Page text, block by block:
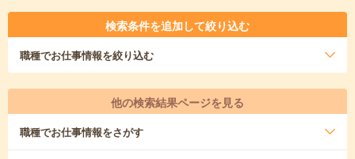
検索条件を追加して絞り込む
職種でお仕事情報を絞り込む
他の検索結果ページを見る
職種でお仕事情報をさがす